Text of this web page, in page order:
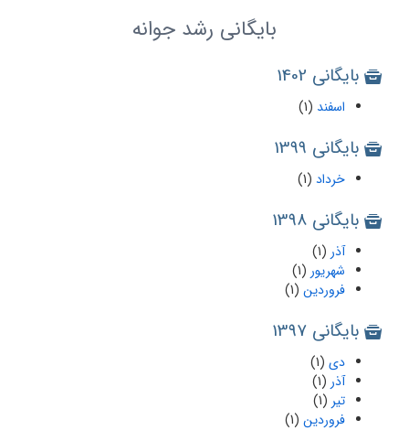
بایگانی رشد جوانه
بایگانی 1402
اسفند (1)
بایگانی 1399
خرداد (1)
بایگانی 1398
آذر (1)
شهریور (1)
فروردین (1)
بایگانی 1397
دی (1)
آذر (1)
تیر (1)
فروردین (1)